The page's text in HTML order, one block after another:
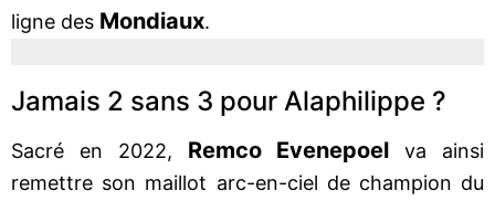
ligne des Mondiaux.
Jamais 2 sans 3 pour Alaphilippe ?
Sacré en 2022, Remco Evenepoel va ainsi
remettre son maillot arc-en-ciel de champion du